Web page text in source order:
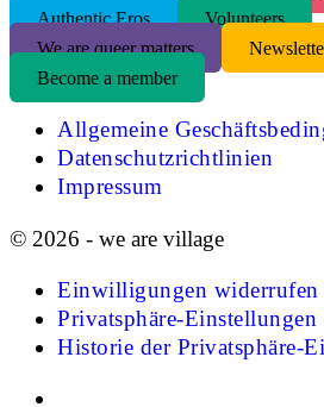
Authentic Eros
Volunteers
We are queer matters
Become a member
Allgemeine
Datenschutzrichtlinien
Impressum
© 2026 - we are village
Einwilligungen widerrufen
Privatsphäre-Einstellungen
Historie der Privatsphäre-